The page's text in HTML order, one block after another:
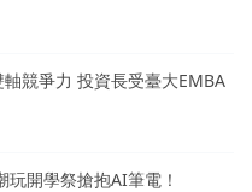
競爭力 投資長受臺大EMBA
玩開學祭搶抱AI筆電！